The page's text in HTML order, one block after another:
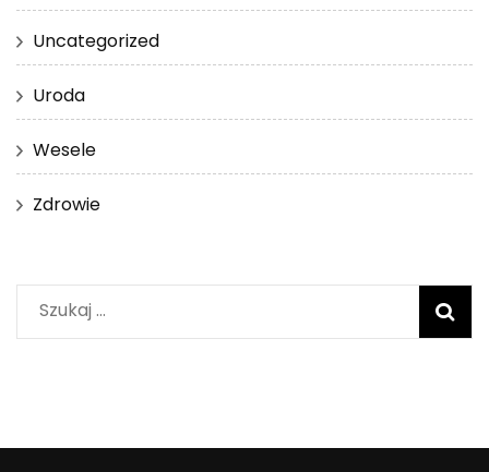
Uncategorized
Uroda
Wesele
Zdrowie
Szukaj: